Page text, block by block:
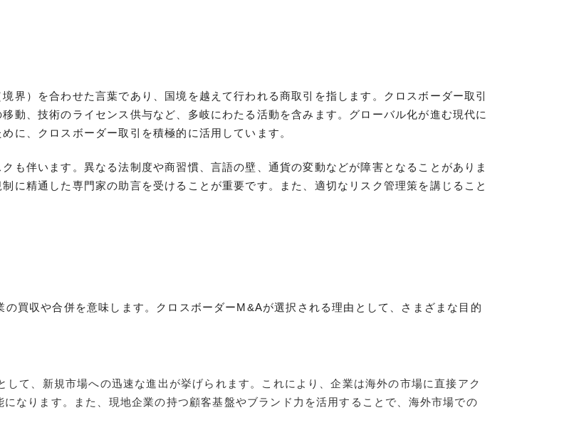
界）を合わせた言葉であり、国境を越えて行われる商取引を指します。クロスボーダー取引
動、技術のライセンス供与など、多岐にわたる活動を含みます。グローバル化が進む現代に
に、クロスボーダー取引を積極的に活用しています。
も伴います。異なる法制度や商習慣、言語の壁、通貨の変動などが障害となることがありま
に精通した専門家の助言を受けることが重要です。また、適切なリスク管理策を講じること
買収や合併を意味します。クロスボーダーM&Aが選択される理由として、さまざまな目的
て、新規市場への迅速な進出が挙げられます。これにより、企業は海外の市場に直接アク
なります。また、現地企業の持つ顧客基盤やブランド力を活用することで、海外市場での